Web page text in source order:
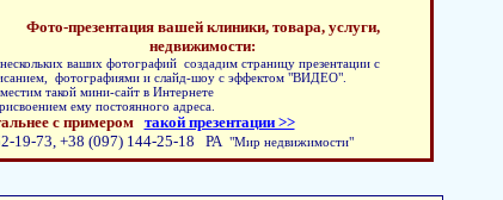
Фото-презентация вашей клиники, товара, услуги,
недвижимости:
ваших фотографий создадим страницу презентации с
фотографиями и слайд-шоу с эффектом "ВИДЕО".
такой мини-сайт в Интернете
ему постоянного адреса.
с примером такой презентации >>
19-73, +38 (097) 144-25-18 РА "Мир недвижимости"